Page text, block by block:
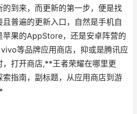
到来，而更新的第一步，便是找
普遍的更新入口，自然是手机自
苹果的AppStore，还是安卓阵营的
等品牌应用商店，抑或是腾讯应
，打开商店,**王者荣耀在哪里更
指南，副标题，从应用商店到游